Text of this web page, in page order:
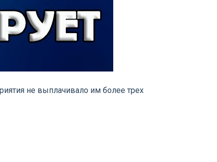
не выплачивало им более трех